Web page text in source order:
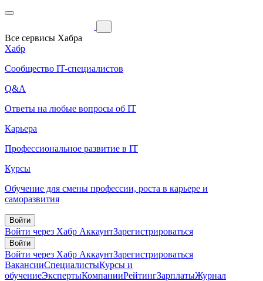
Все сервисы Хабра
Хабр
Сообщество IT-специалистов
Q&A
Ответы на любые вопросы об IT
Карьера
Профессиональное развитие в IT
Курсы
Обучение для смены профессии, роста в карьере и
саморазвития
Войти
Войти через Хабр АккаунтЗарегистрироваться
Войти
Войти через Хабр АккаунтЗарегистрироваться
ВакансииСпециалистыКурсы и
обучениеЭкспертыКомпанииРейтингЗарплатыЖурнал